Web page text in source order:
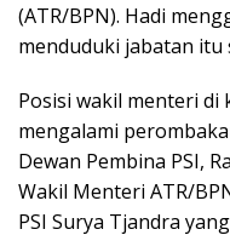
(ATR/BPN). Hadi
menduduki jabatan itu
Posisi wakil menteri di
mengalami
Dewan Pembina PSI,
Wakil Menteri ATR/
PSI Surya Tjandra